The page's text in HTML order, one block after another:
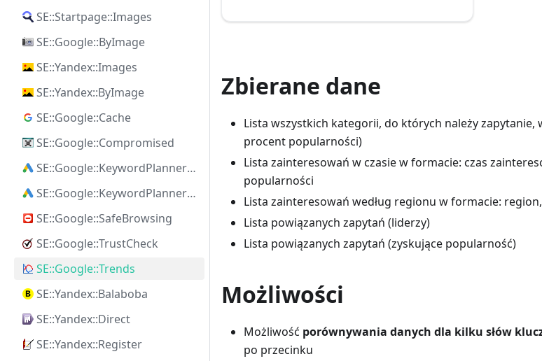
SE::Startpage::Images
SE::Google::ByImage
SE::Yandex::Images
SE::Yandex::ByImage
SE::Google::Cache
SE::Google::Compromised
SE::Google::KeywordPlanner::Ideas
SE::Google::KeywordPlanner::SearchVolume
SE::Google::SafeBrowsing
SE::Google::TrustCheck
SE::Google::Trends
SE::Yandex::Balaboba
SE::Yandex::Direct
SE::Yandex::Register
Zbierane dane
Lista wszystkich kategorii, do których należy
procent popularności)
Lista zainteresowań w czasie w formacie: czas
popularności
Lista zainteresowań według regionu w formacie:
Lista powiązanych zapytań (liderzy)
Lista powiązanych zapytań (zyskujące popularność)
Możliwości
Możliwość porównywania danych dla kilku słów
po przecinku